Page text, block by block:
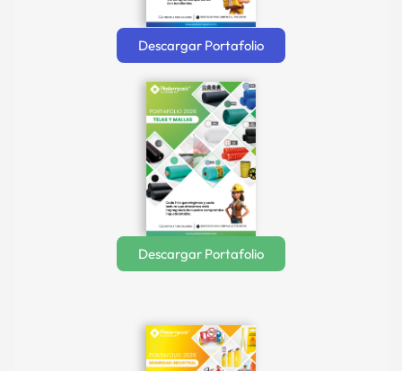
Descargar Portafolio
Descargar Portafolio